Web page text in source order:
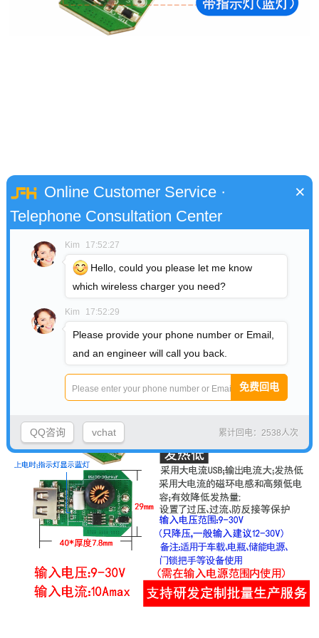
Online Customer Service ·
Telephone Consultation Center
×
Kim 17:52:27
Hello, could you please let me know
which wireless charger you need?
Kim 17:52:29
Please provide your phone number or Email,
and an engineer will call you back.
累计回电：2538人次
QQ咨询 vchat